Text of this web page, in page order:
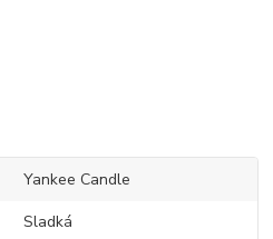
Yankee Candle
Sladká